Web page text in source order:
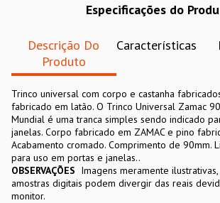
Especificações do
Descrição Do
Produto
Características
Trinco universal com corpo e castanha
fabricado em latão. O Trinco Universal Zamac
Mundial é uma tranca simples sendo indicado
janelas. Corpo fabricado em ZAMAC e pino
Acabamento cromado. Comprimento de 90mm.
para uso em portas e janelas..
OBSERVAÇÕES Imagens meramente ilustrativas
amostras digitais podem divergir das reais
monitor.